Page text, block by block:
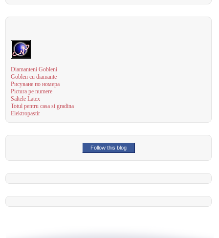
Diamanteni Gobleni
Goblen cu diamante
Рисуване по номера
Pictura pe numere
Saltele Latex
Totul pentru casa si gradina
Elektropastir
Follow this blog